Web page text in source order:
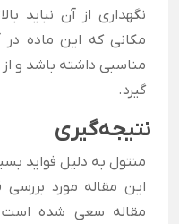
مکانی که این ماده در
مناسبی داشته باشد و از
گیرد.
نتیجه‌گیری
منتول به دلیل فواید
این مقاله مورد
مقاله سعی شده